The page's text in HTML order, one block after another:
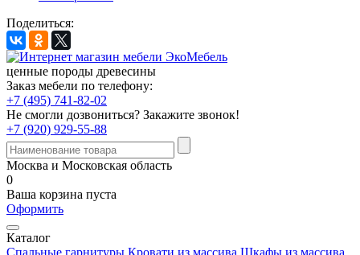
Поделиться:
ценные породы древесины
Заказ мебели по телефону:
+7 (495) 741-82-02
Не смогли дозвониться? Закажите звонок!
+7 (920) 929-55-88
Москва и Московская область
0
Ваша корзина пуста
Оформить
Каталог
Спальные гарнитуры Кровати из массива Шкафы из массива